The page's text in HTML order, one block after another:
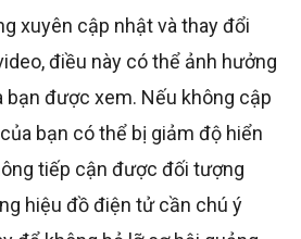
xuyên cập nhật và thay đổi
điều này có thể ảnh hưởng
bạn được xem. Nếu không cập
bạn có thể bị giảm độ hiển
tiếp cận được đối tượng
hiệu đồ điện tử cần chú ý